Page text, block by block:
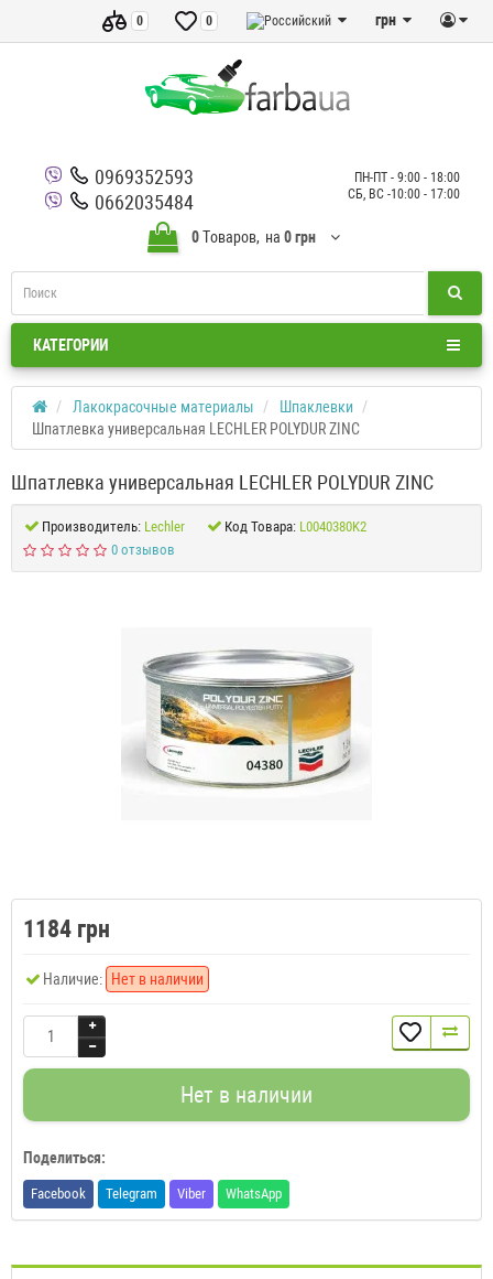
грн
0
0
0969352593
0662035484
ПН-ПТ - 9:00 - 18:00
СБ, ВС -10:00 - 17:00
0Tоваров, на 0 грн
КАТЕГОРИИ
Лакокрасочные материалы
Шпаклевки
Шпатлевка универсальная LECHLER POLYDUR ZINC
Шпатлевка универсальная LECHLER POLYDUR ZINC
Производитель: Lechler Код Товара: L0040380K2
0 отзывов
1184 грн
Наличие: Нет в наличии
Нет в наличии
Поделиться:
Facebook Telegram Viber WhatsApp